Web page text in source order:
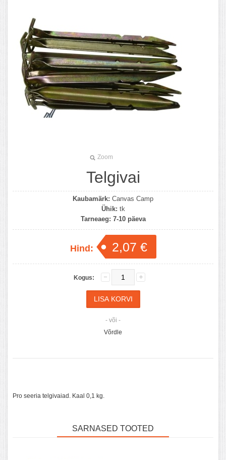
Zoom
Telgivai
Kaubamärk: Canvas Camp
Ühik: tk
Tarneaeg: 7-10 päeva
Hind: 2,07 €
Kogus:
- või -
Võrdle
Pro seeria telgivaiad. Kaal 0,1 kg.
SARNASED TOOTED